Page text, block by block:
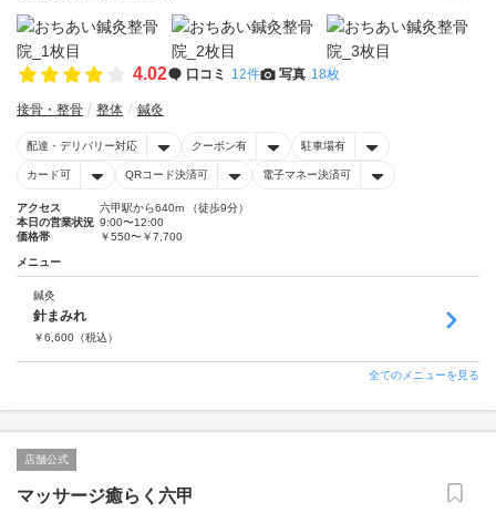
4.02 口コミ 12件 写真 18枚
接骨・整骨 整体 鍼灸
配達・デリバリー対応 クーポン有 駐車場有
カード可 QRコード決済可 電子マネー決済可
アクセス
六甲駅から640m （徒歩9分）
本日の営業状況 9:00〜12:00
価格帯
￥550〜￥7,700
メニュー
鍼灸
針まみれ
￥6,600 （税込）
全てのメニューを見る
店舗公式
マッサージ癒らく六甲